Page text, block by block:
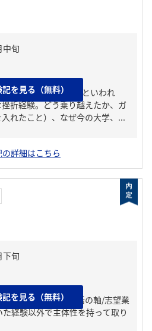
、周りからどんな人といわれ
折経験。どう乗り越えたか、ガ
れたこと）、なぜ今の大学、...
を見る（無料）
詳細はこちら
入れたこと）、就活の軸/志望業
経験以外で主体性を持って取り
を見る（無料）